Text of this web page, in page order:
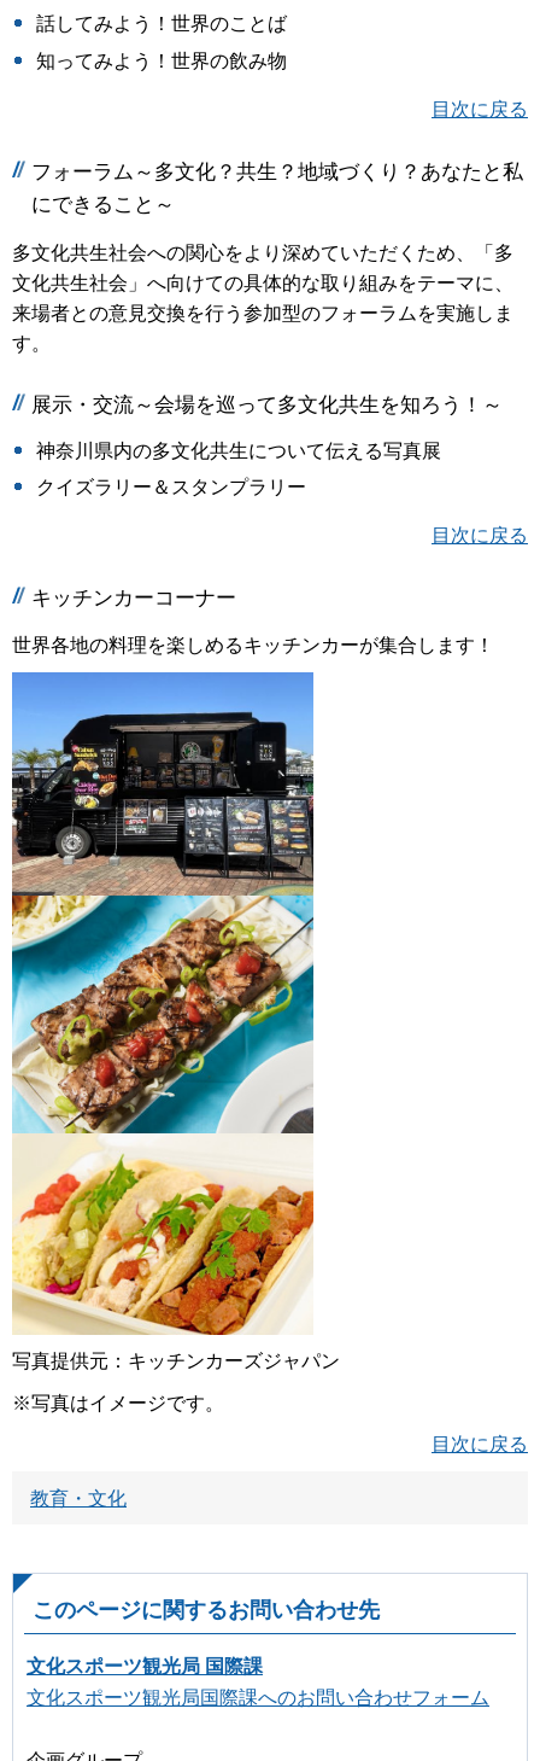
話してみよう！世界のことば
知ってみよう！世界の飲み物
目次に戻る
フォーラム～多文化？共生？地域づくり？あなたと私
にできること～
多文化共生社会への関心をより深めていただくため、「多
文化共生社会」へ向けての具体的な取り組みをテーマに、
来場者との意見交換を行う参加型のフォーラムを実施しま
す。
展示・交流～会場を巡って多文化共生を知ろう！～
神奈川県内の多文化共生について伝える写真展
クイズラリー＆スタンプラリー
目次に戻る
キッチンカーコーナー
世界各地の料理を楽しめるキッチンカーが集合します！
写真提供元：キッチンカーズジャパン
※写真はイメージです。
目次に戻る
教育・文化
このページに関するお問い合わせ先
文化スポーツ観光局 国際課
文化スポーツ観光局国際課へのお問い合わせフォーム